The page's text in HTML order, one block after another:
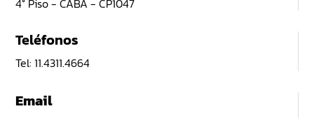
4° Piso - CABA - CP1047
Teléfonos
Tel: 11.4311.4664
Email